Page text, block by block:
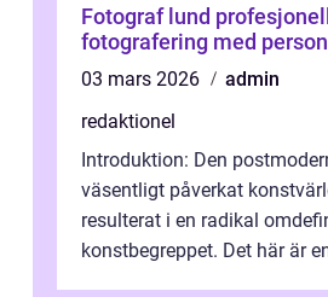
Fotograf lund profesjonell
fotografering med
03 mars 2026
admin
redaktionel
Introduktion: Den
väsentligt påverkat
resulterat i en radikal
konstbegreppet. Det här är